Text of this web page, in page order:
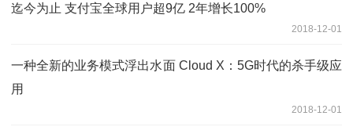
迄今为止 支付宝全球用户超9亿 2年增长100%
2018-12-01
一种全新的业务模式浮出水面 Cloud X：5G时代的杀手级应
用
2018-12-01